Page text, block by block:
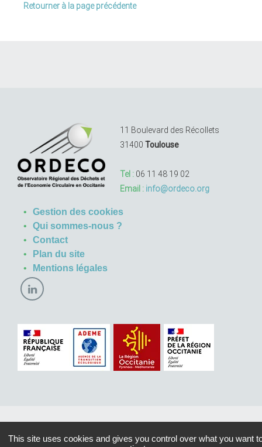
Retourner à la page précédente
11 Boulevard des Récollets
31400 Toulouse
Tel : 06 11 48 19 02
Email : info@ordeco.org
Gestion des cookies
Qui sommes-nous ?
Contact
Plan du site
Mentions légales
This site uses cookies and gives you control over what you want